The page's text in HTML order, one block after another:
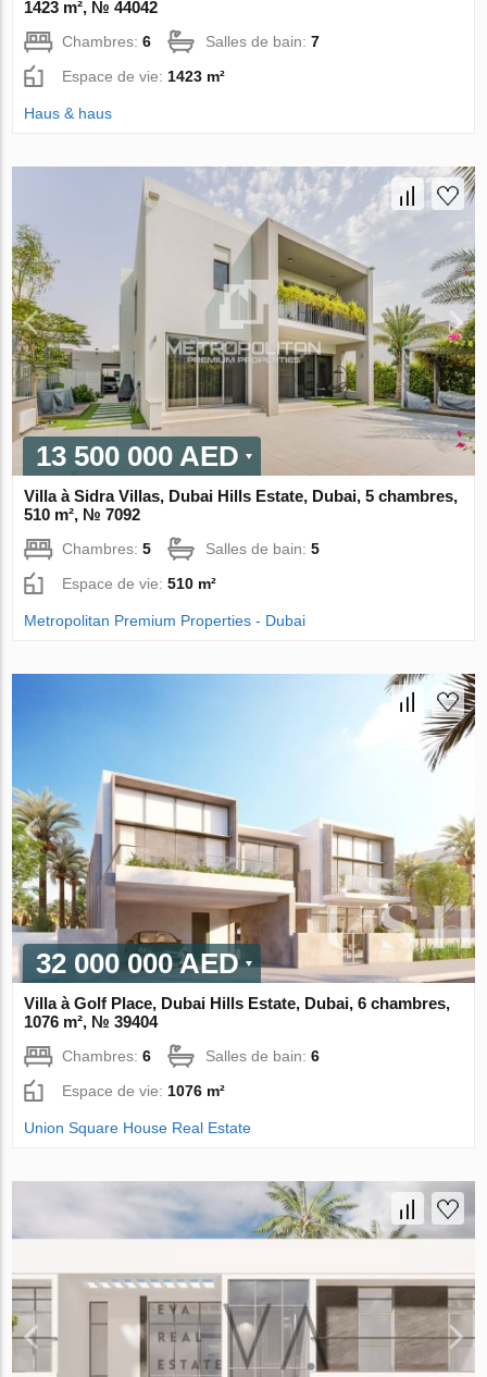
1423 m², № 44042
Chambres:6 Salles de bain:7
Espace de vie:1423 m²
Haus & haus
13 500 000 AED
Villa à Sidra Villas, Dubai Hills Estate, Dubai, 5 chambres,
510 m², № 7092
Chambres:5 Salles de bain:5
Espace de vie:510 m²
Metropolitan Premium Properties - Dubai
32 000 000 AED
Villa à Golf Place, Dubai Hills Estate, Dubai, 6 chambres,
1076 m², № 39404
Chambres:6 Salles de bain:6
Espace de vie: 1076 m²
Union Square House Real Estate